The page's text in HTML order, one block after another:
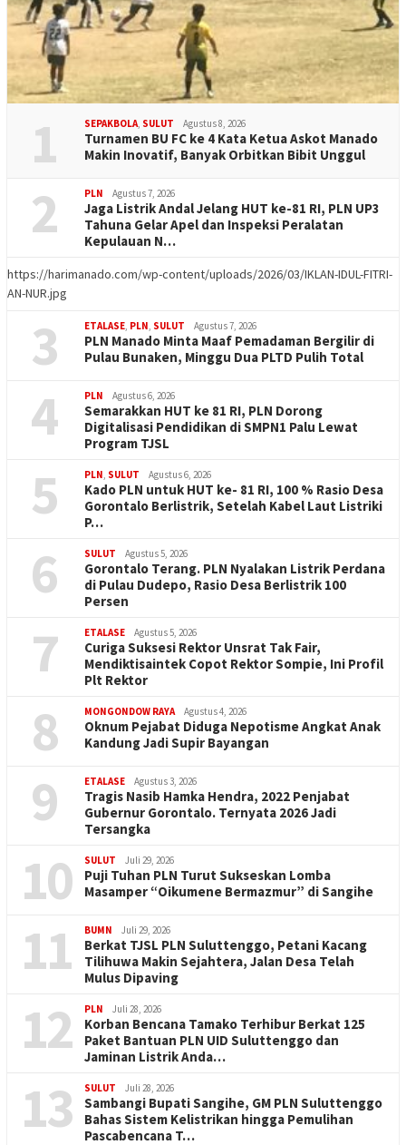
1 SEPAKBOLA, SULUT Agustus 8, 2026
Turnamen BU FC ke 4 Kata Ketua Askot Manado
Makin Inovatif, Banyak Orbitkan Bibit Unggul
2 PLN Agustus 7, 2026
Jaga Listrik Andal Jelang HUT ke-81 RI, PLN UP3
Tahuna Gelar Apel dan Inspeksi Peralatan
Kepulauan N…
https://harimanado.com/wp-content/uploads/2026/03/IKLAN-IDUL-FITRI-
AN-NUR.jpg
3 ETALASE, PLN, SULUT Agustus 7, 2026
PLN Manado Minta Maaf Pemadaman Bergilir di
Pulau Bunaken, Minggu Dua PLTD Pulih Total
4 PLN Agustus 6, 2026
Semarakkan HUT ke 81 RI, PLN Dorong
Digitalisasi Pendidikan di SMPN1 Palu Lewat
Program TJSL
5 PLN, SULUT Agustus 6, 2026
Kado PLN untuk HUT ke- 81 RI, 100 % Rasio Desa
Gorontalo Berlistrik, Setelah Kabel Laut Listriki
P…
6 SULUT Agustus 5, 2026
Gorontalo Terang. PLN Nyalakan Listrik Perdana
di Pulau Dudepo, Rasio Desa Berlistrik 100
Persen
7 ETALASE Agustus 5, 2026
Curiga Suksesi Rektor Unsrat Tak Fair,
Mendiktisaintek Copot Rektor Sompie, Ini Profil
Plt Rektor
8 MONGONDOW RAYA Agustus 4, 2026
Oknum Pejabat Diduga Nepotisme Angkat Anak
Kandung Jadi Supir Bayangan
9 ETALASE Agustus 3, 2026
Tragis Nasib Hamka Hendra, 2022 Penjabat
Gubernur Gorontalo. Ternyata 2026 Jadi
Tersangka
10 SULUT Juli 29, 2026
Puji Tuhan PLN Turut Sukseskan Lomba
Masamper “Oikumene Bermazmur” di Sangihe
11 BUMN Juli 29, 2026
Berkat TJSL PLN Suluttenggo, Petani Kacang
Tilihuwa Makin Sejahtera, Jalan Desa Telah
Mulus Dipaving
12 PLN Juli 28, 2026
Korban Bencana Tamako Terhibur Berkat 125
Paket Bantuan PLN UID Suluttenggo dan
Jaminan Listrik Anda…
13 SULUT Juli 28, 2026
Sambangi Bupati Sangihe, GM PLN Suluttenggo
Bahas Sistem Kelistrikan hingga Pemulihan
Pascabencana T…